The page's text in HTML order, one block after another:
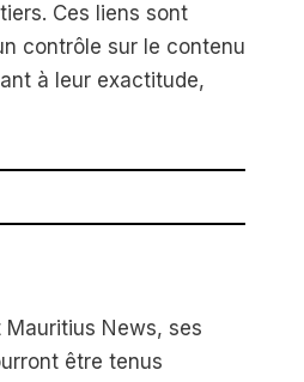
Ces liens sont
contrôle sur le contenu
à leur exactitude,
News, ses
être tenus